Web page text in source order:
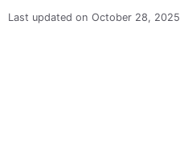
October 28, 2025